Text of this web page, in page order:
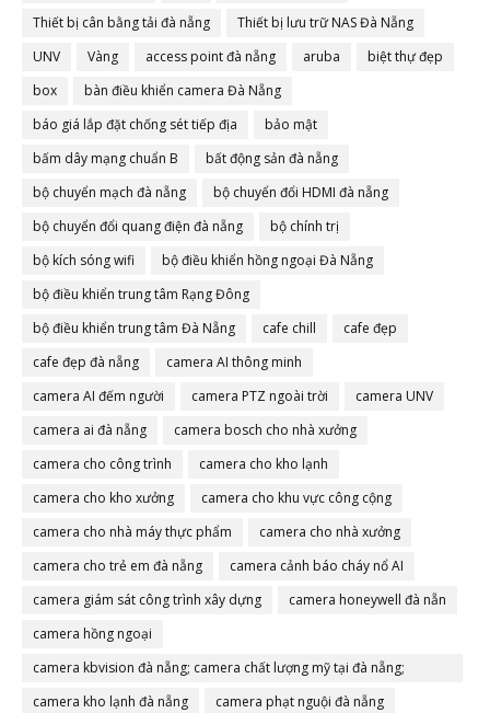
Thiết bị cân bằng tải đà nẵng
Thiết bị lưu trữ NAS Đà Nẵng
UNV
Vàng access point đà nẵng aruba
biệt thự đẹp
box
bàn điều khiển camera Đà Nẵng
báo giá lắp đặt chống sét tiếp địa
bảo mật
bấm dây mạng chuẩn B
bất động sản đà nẵng
bộ chuyển mạch đà nẵng
bộ chuyển đổi HDMI đà nẵng
bộ chuyển đổi quang điện đà nẵng
bộ chính trị
bộ kích sóng wifi
bộ điều khiển hồng ngoại Đà Nẵng
bộ điều khiển trung tâm Rạng Đông
bộ điều khiển trung tâm Đà Nẵng
cafe chill
cafe đẹp
cafe đẹp đà nẵng
camera AI thông minh
camera AI đếm người
camera PTZ ngoài trời
camera UNV
camera ai đà nẵng
camera bosch cho nhà xưởng
camera cho công trình
camera cho kho lạnh
camera cho kho xưởng
camera cho khu vực công cộng
camera cho nhà máy thực phẩm
camera cho nhà xưởng
camera cho trẻ em đà nẵng
camera cảnh báo cháy nổ AI
camera giám sát công trình xây dựng
camera honeywell đà nẵn
camera hồng ngoại
camera kbvision đà nẵng; camera chất lượng mỹ tại đà nẵng;
camera đà nẵng
camera kho lạnh đà nẵng
camera phạt nguội đà nẵng